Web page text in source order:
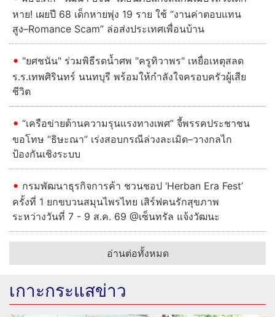
หาย! เผยปี 68 เด็กหายพุ่ง 19 ราย ใช้ “งานค่าตอบแทน
สูง–Romance Scam” ล่อส่งประเทศเพื่อนบ้าน
"ยศชนัน" ร่วมพิธีรดน้ำศพ "ครูทิวาพร" เหยื่อเหตุสลด
ร.ร.เทพศิรินทร์ นนทบุรี พร้อมให้กำลังใจครอบครัวผู้เสีย
ชีวิต
“เครือข่ายต้านความรุนแรงทางเพศ” จี้พรรคประชาชน
ขอโทษ “ธิษะณา” เร่งสอบกรณีล่วงละเมิด–วางกลไก
ป้องกันเชิงระบบ
กรมพัฒนาธุรกิจการค้า ชวนชอป ‘Herban Era Fest’
ครั้งที่ 1 ยกขบวนสมุนไพรไทย เสิร์ฟคนรักสุขภาพ
ระหว่างวันที่ 7 - 9 ส.ค. 69 @เซ็นทรัล แจ้งวัฒนะ
อ่านต่อทั้งหมด
เกาะกระแสข่าว